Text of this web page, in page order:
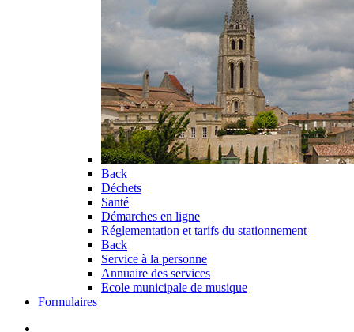
Back
Déchets
Santé
Démarches en ligne
Réglementation et tarifs du stationnement
Back
Service à la personne
Annuaire des services
Ecole municipale de musique
Formulaires